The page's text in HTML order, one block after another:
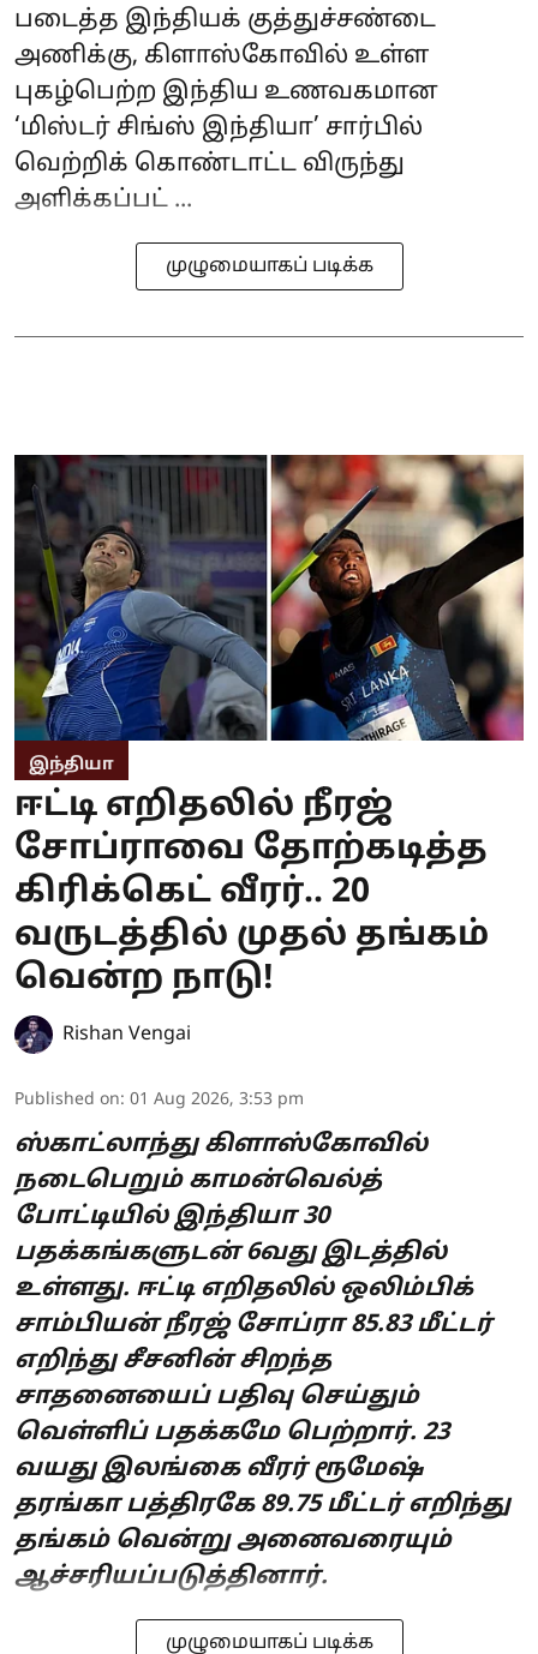
படைத்த இந்தியக் குத்துச்சண்டை
அணிக்கு, கிளாஸ்கோவில் உள்ள
புகழ்பெற்ற இந்திய உணவகமான
‘மிஸ்டர் சிங்ஸ் இந்தியா’ சார்பில்
வெற்றிக் கொண்டாட்ட விருந்து
அளிக்கப்பட் ...
முழுமையாகப் படிக்க
இந்தியா
ஈட்டி எறிதலில் நீரஜ்
சோப்ராவை தோற்கடித்த
கிரிக்கெட் வீரர்.. 20
வருடத்தில் முதல் தங்கம்
வென்ற நாடு!
Rishan Vengai
Published on: 01 Aug 2026, 3:53 pm
ஸ்காட்லாந்து கிளாஸ்கோவில்
நடைபெறும் காமன்வெல்த்
போட்டியில் இந்தியா 30
பதக்கங்களுடன் 6வது இடத்தில்
உள்ளது. ஈட்டி எறிதலில் ஒலிம்பிக்
சாம்பியன் நீரஜ் சோப்ரா 85.83 மீட்டர்
எறிந்து சீசனின் சிறந்த
சாதனையைப் பதிவு செய்தும்
வெள்ளிப் பதக்கமே பெற்றார். 23
வயது இலங்கை வீரர் ரூமேஷ்
தரங்கா பத்திரகே 89.75 மீட்டர் எறிந்து
தங்கம் வென்று அனைவரையும்
ஆச்சரியப்படுத்தினார்.
முழுமையாகப் படிக்க